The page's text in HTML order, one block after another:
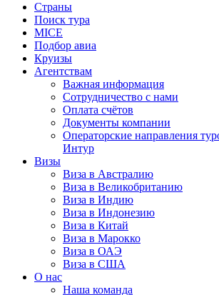
Страны
Поиск тура
MICE
Подбор авиа
Круизы
Агентствам
Важная информация
Сотрудничество с нами
Оплата счётов
Документы компании
Операторские направления
Интур
Визы
Виза в Австралию
Виза в Великобританию
Виза в Индию
Виза в Индонезию
Виза в Китай
Виза в Марокко
Виза в ОАЭ
Виза в США
О нас
Наша команда